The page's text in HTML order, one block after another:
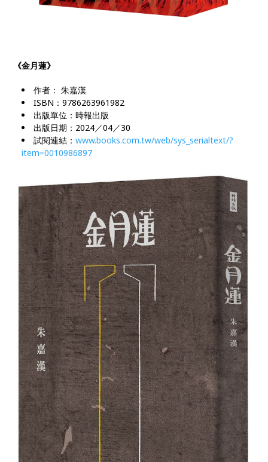
《金月蓮》
作者： 朱嘉漢
ISBN：9786263961982
出版單位：時報出版
出版日期：2024／04／30
試閱連結：www.books.com.tw/web/sys_serialtext/?
item=0010986897